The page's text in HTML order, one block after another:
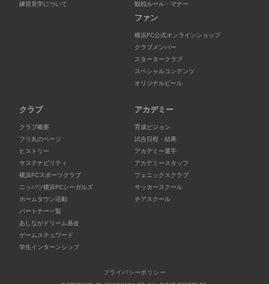
練習見学について
観戦ルール・マナー
ファン
横浜FC公式オンラインショップ
クラブメンバー
スタータークラブ
スペシャルコンテンツ
オリジナルビール
クラブ
クラブ概要
フリ丸のページ
ヒストリー
サステナビリティ
横浜FCスポーツクラブ
ニッパツ横浜FCシーガルズ
ホームタウン活動
パートナー一覧
あしながドリーム基金
ゲームスチュワード
学生インターンシップ
アカデミー
育成ビジョン
試合日程・結果
アカデミー選手
アカデミースタッフ
フェニックスクラブ
サッカースクール
チアスクール
プライバシーポリシー